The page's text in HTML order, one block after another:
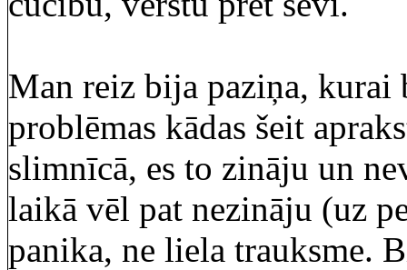
Man reiz bija paziņa,
problēmas kādas šeit
slimnīcā, es to zināju un
laikā vēl pat nezināju (uz
panika, ne liela trauksme.